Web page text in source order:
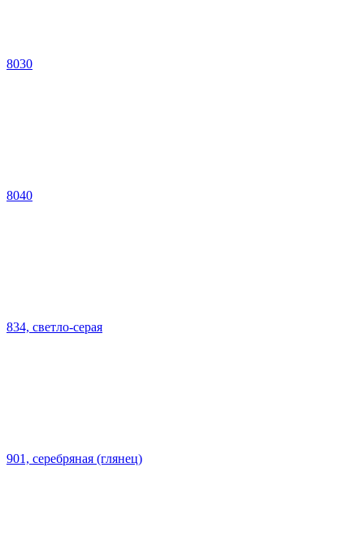
8030
8040
834, светло-серая
901, серебряная (глянец)